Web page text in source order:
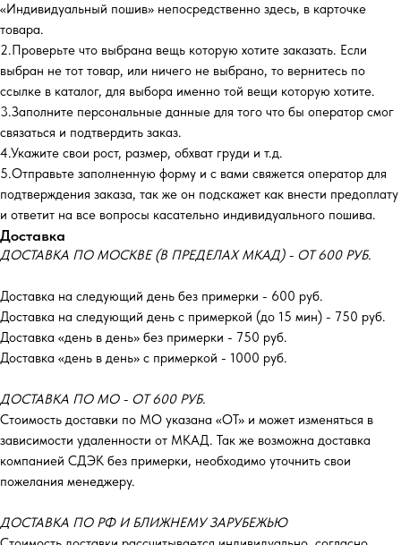
«Индивидуальный пошив» непосредственно здесь, в карточке
товара.
2.Проверьте что выбрана вещь которую хотите заказать. Если
выбран не тот товар, или ничего не выбрано, то вернитесь по
ссылке в каталог, для выбора именно той вещи которую хотите.
3.Заполните персональные данные для того что бы оператор смог
связаться и подтвердить заказ.
4.Укажите свои рост, размер, обхват груди и т.д.
5.Отправьте заполненную форму и с вами свяжется оператор для
подтверждения заказа, так же он подскажет как внести предоплату
и ответит на все вопросы касательно индивидуального пошива.
Доставка
ДОСТАВКА ПО МОСКВЕ (В ПРЕДЕЛАХ МКАД) - ОТ 600 РУБ.
Доставка на следующий день без примерки - 600 руб.
Доставка на следующий день с примеркой (до 15 мин) - 750 руб.
Доставка «день в день» без примерки - 750 руб.
Доставка «день в день» с примеркой - 1000 руб.
ДОСТАВКА ПО МО - ОТ 600 РУБ.
Стоимость доставки по МО указана «ОТ»‎ и может изменяться в
зависимости удаленности от МКАД. Так же возможна доставка
компанией СДЭК без примерки, необходимо уточнить свои
пожелания менеджеру.
ДОСТАВКА ПО РФ И БЛИЖНЕМУ ЗАРУБЕЖЬЮ